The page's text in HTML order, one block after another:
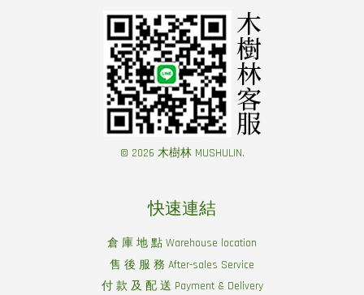
© 2026 木樹林 MUSHULIN.
快速連結
倉 庫 地 點 Warehouse location
售 後 服 務 After-sales Service
付 款 及 配 送 Payment & Delivery